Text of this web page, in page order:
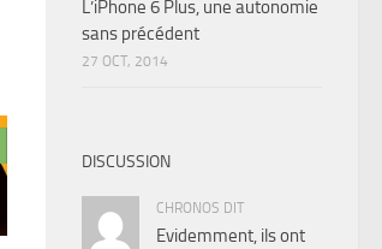
L’iPhone 6 Plus, une autonomie
sans précédent
27 OCT, 2014
DISCUSSION
CHRONOS DIT
Evidemment, ils ont